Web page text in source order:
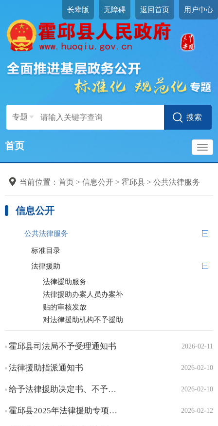
长辈版 无障碍 返回首页 用户中心
专题
首页
当前位置： 首页 > 信息公开 > 霍邱县 > 公共法律服务
信息公开
公共法律服务
标准目录
法律援助
法律援助服务
法律援助办案人员办案补
贴的审核发放
对法律援助机构不予援助
决定异议的审查
对在法律援助工作中作出
进行表彰奖励
对律师事务所拒绝法律援
助机构指派，不安排本
所律师办理法律援助案
2026-02-11
霍邱县司法局不予受理通知书
2026-02-10
法律援助指派通知书
2026-02-10
给予法律援助决定书、不予法律援助决定书
2026-02-12
霍邱县2025年法律援助专项资金（案件补贴）分配结果（第六期）